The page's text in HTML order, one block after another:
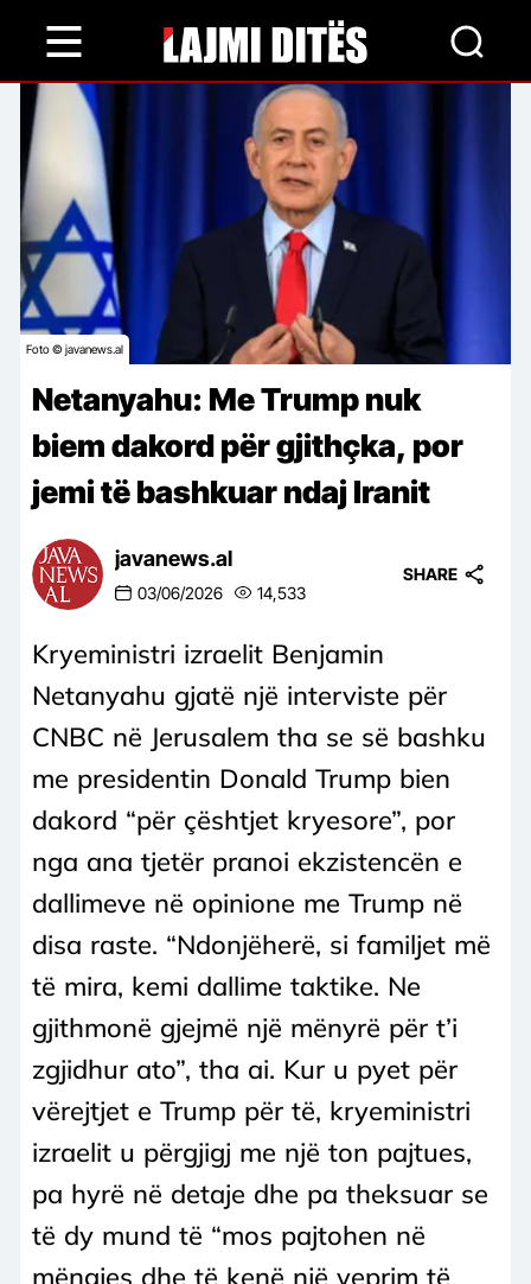
content
Foto © javanews.al
Netanyahu: Me Trump nuk
biem dakord për gjithçka, por
jemi të bashkuar ndaj Iranit
javanews.al
03/06/2026 14,533
SHARE
Kryeministri izraelit Benjamin
Netanyahu gjatë një interviste për
CNBC në Jerusalem tha se së bashku
me presidentin Donald Trump bien
dakord “për çështjet kryesore”, por
nga ana tjetër pranoi ekzistencën e
dallimeve në opinione me Trump në
disa raste. “Ndonjëherë, si familjet më
të mira, kemi dallime taktike. Ne
gjithmonë gjejmë një mënyrë për t’i
zgjidhur ato”, tha ai. Kur u pyet për
vërejtjet e Trump për të, kryeministri
izraelit u përgjigj me një ton pajtues,
pa hyrë në detaje dhe pa theksuar se
të dy mund të “mos pajtohen në
mëngjes dhe të kenë një veprim të